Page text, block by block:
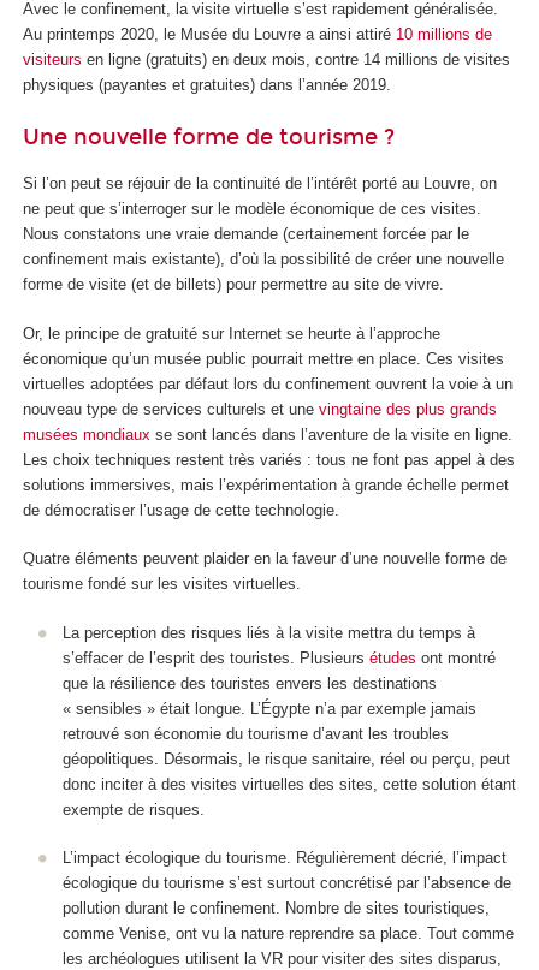
Avec le confinement, la visite virtuelle s’est rapidement généralisée.
Au printemps 2020, le Musée du Louvre a ainsi attiré 10 millions de
visiteurs en ligne (gratuits) en deux mois, contre 14 millions de visites
physiques (payantes et gratuites) dans l’année 2019.
Une nouvelle forme de tourisme ?
Si l’on peut se réjouir de la continuité de l’intérêt porté au Louvre, on
ne peut que s’interroger sur le modèle économique de ces visites.
Nous constatons une vraie demande (certainement forcée par le
confinement mais existante), d’où la possibilité de créer une nouvelle
forme de visite (et de billets) pour permettre au site de vivre.
Or, le principe de gratuité sur Internet se heurte à l’approche
économique qu’un musée public pourrait mettre en place. Ces visites
virtuelles adoptées par défaut lors du confinement ouvrent la voie à un
nouveau type de services culturels et une vingtaine des plus grands
musées mondiaux se sont lancés dans l’aventure de la visite en ligne.
Les choix techniques restent très variés : tous ne font pas appel à des
solutions immersives, mais l’expérimentation à grande échelle permet
de démocratiser l’usage de cette technologie.
Quatre éléments peuvent plaider en la faveur d’une nouvelle forme de
tourisme fondé sur les visites virtuelles.
La perception des risques liés à la visite mettra du temps à
s’effacer de l’esprit des touristes. Plusieurs études ont montré
que la résilience des touristes envers les destinations
« sensibles » était longue. L’Égypte n’a par exemple jamais
retrouvé son économie du tourisme d’avant les troubles
géopolitiques. Désormais, le risque sanitaire, réel ou perçu, peut
donc inciter à des visites virtuelles des sites, cette solution étant
exempte de risques.
L’impact écologique du tourisme. Régulièrement décrié, l’impact
écologique du tourisme s’est surtout concrétisé par l’absence de
pollution durant le confinement. Nombre de sites touristiques,
comme Venise, ont vu la nature reprendre sa place. Tout comme
les archéologues utilisent la VR pour visiter des sites disparus,